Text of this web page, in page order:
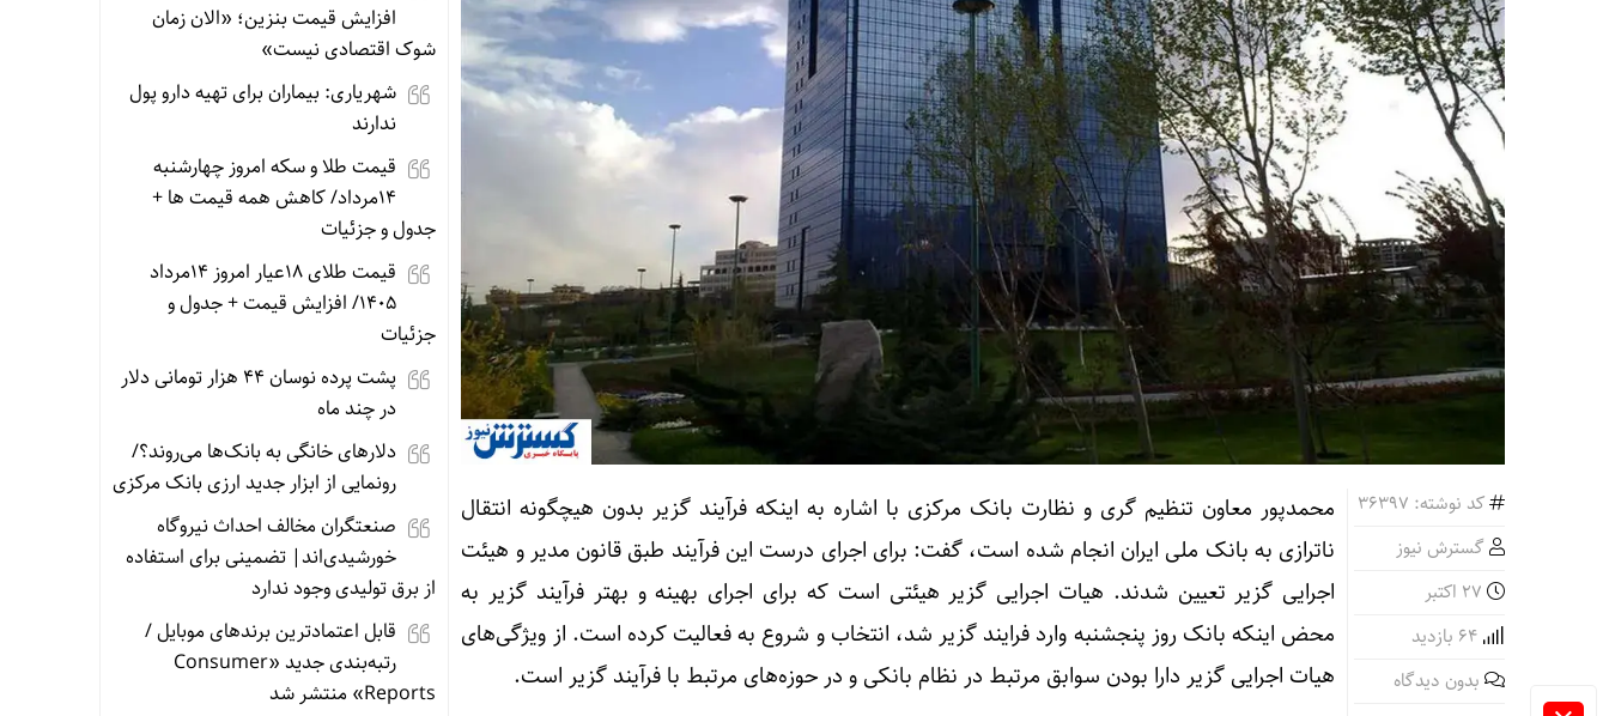
کد نوشته: 36397
گسترش نیوز
بدون دیدگاه
محمدپور معاون تنظیم گری و نظارت بانک مرکزی با اشاره به اینکه فرآیند گزیر بدون هیچگونه انتقال
ناترازی به بانک ملی ایران انجام شده است، گفت: برای اجرای درست این فرآیند طبق قانون مدیر و هیئت
اجرایی گزیر تعیین شدند. هیات اجرایی گزیر هیئتی است که برای اجرای بهینه و بهتر فرآیند گزیر به
محض اینکه بانک روز پنجشنبه وارد فرایند گزیر شد، انتخاب و شروع به فعالیت کرده است. از ویژگی‌های
هیات اجرایی گزیر دارا بودن سوابق مرتبط در نظام بانکی و در حوزه‌های مرتبط با فرآیند گزیر است.
افزایش قیمت بنزین؛ «الان زمان
شوک اقتصادی نیست»
شهریاری: بیماران برای تهیه دارو پول
ندارند
قیمت طلا و سکه امروز چهارشنبه
14مرداد/ کاهش همه قیمت ها +
جدول و جزئیات
قیمت طلای 18عیار امروز 14مرداد
1405/ افزایش قیمت + جدول و
جزئیات
پشت پرده نوسان ۴۴ هزار تومانی دلار
در چند ماه
دلارهای خانگی به بانک‌ها می‌روند؟/
رونمایی از ابزار جدید ارزی بانک مرکزی
صنعتگران مخالف احداث نیروگاه
خورشیدی‌اند| تضمینی برای استفاده
از برق تولیدی وجود ندارد
قابل اعتمادترین برندهای موبایل /
رتبه‌بندی جدید «Consumer
Reports» منتشر شد